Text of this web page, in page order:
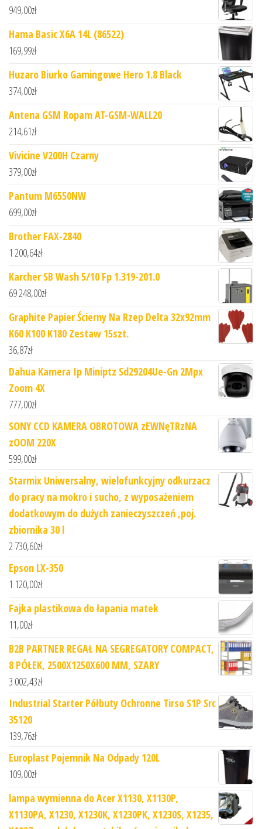
949,00zł
Hama Basic X6A 14L (86522)
169,99zł
Huzaro Biurko Gamingowe Hero 1.8 Black
374,00zł
Antena GSM Ropam AT-GSM-WALL20
214,61zł
Vivicine V200H Czarny
379,00zł
Pantum M6550NW
699,00zł
Brother FAX-2840
1 200,64zł
Karcher SB Wash 5/10 Fp 1.319-201.0
69 248,00zł
Graphite Papier Ścierny Na Rzep Delta 32x92mm
K60 K100 K180 Zestaw 15szt.
36,87zł
Dahua Kamera Ip Miniptz Sd29204Ue-Gn 2Mpx
Zoom 4X
777,00zł
SONY CCD KAMERA OBROTOWA zEWNęTRzNA
zOOM 220X
599,00zł
Starmix Uniwersalny, wielofunkcyjny odkurzacz
do pracy na mokro i sucho, z wyposażeniem
dodatkowym do dużych zanieczyszczeń ,poj.
zbiornika 30 l
2 730,60zł
Epson LX-350
1 120,00zł
Fajka plastikowa do łapania matek
11,00zł
B2B PARTNER REGAŁ NA SEGREGATORY COMPACT,
8 PÓŁEK, 2500X1250X600 MM, SZARY
3 002,43zł
Industrial Starter Półbuty Ochronne Tirso S1P Src
35120
139,76zł
Europlast Pojemnik Na Odpady 120L
109,00zł
lampa wymienna do Acer X1130, X1130P,
X1130PA, X1230, X1230K, X1230PK, X1230S, X1235,